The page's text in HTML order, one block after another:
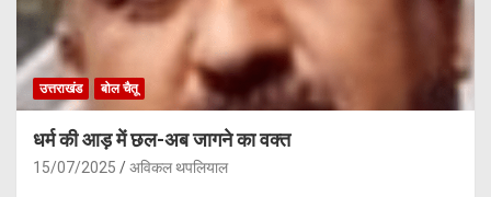
उत्तराखंड बोल चैतू
धर्म की आड़ में छल-अब जागने का वक्त
15/07/2025 अविकल थपलियाल